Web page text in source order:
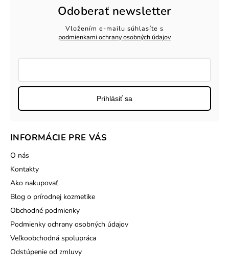
Odoberať newsletter
Vložením e-mailu súhlasíte s
podmienkami ochrany osobných údajov
Prihlásiť sa
INFORMÁCIE PRE VÁS
O nás
Kontakty
Ako nakupovať
Blog o prírodnej kozmetike
Obchodné podmienky
Podmienky ochrany osobných údajov
Veľkoobchodná spolupráca
Odstúpenie od zmluvy